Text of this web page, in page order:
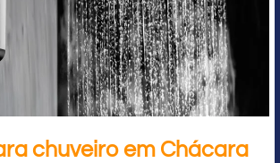
chuveiro em Chácara